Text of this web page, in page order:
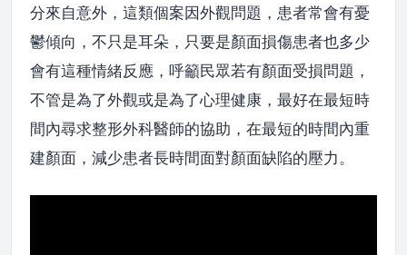
分來自意外，這類個案因外觀問題，患者常會有憂
鬱傾向，不只是耳朵，只要是顏面損傷患者也多少
會有這種情緒反應，呼籲民眾若有顏面受損問題，
不管是為了外觀或是為了心理健康，最好在最短時
間內尋求整形外科醫師的協助，在最短的時間內重
建顏面，減少患者長時間面對顏面缺陷的壓力。